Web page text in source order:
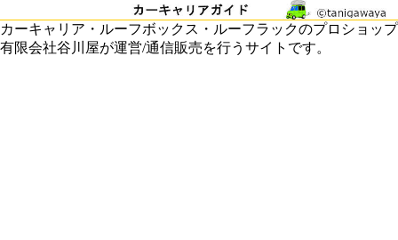
カーキャリア・ルーフボックス・ルーフラックのプロショップ
有限会社谷川屋が運営/通信販売を行うサイトです。